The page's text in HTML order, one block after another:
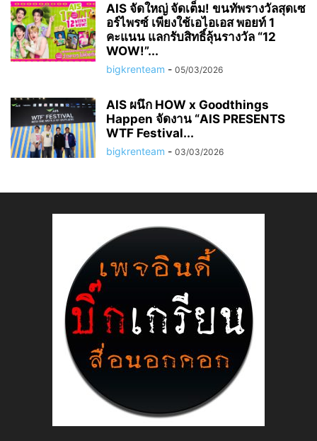
AIS จัดใหญ่ จัดเต็ม! ขนทัพรางวัลสุดเซ
อร์ไพรซ์ เพียงใช้เอไอเอส พอยท์ 1
คะแนน แลกรับสิทธิ์ลุ้นรางวัล “12
WOW!”...
bigkrenteam - 05/03/2026
AIS ผนึก HOW x Goodthings
Happen จัดงาน “AIS PRESENTS
WTF Festival...
bigkrenteam - 03/03/2026